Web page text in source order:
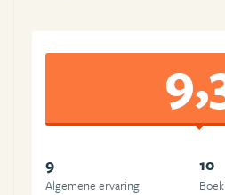
9
Algemene ervaring
10